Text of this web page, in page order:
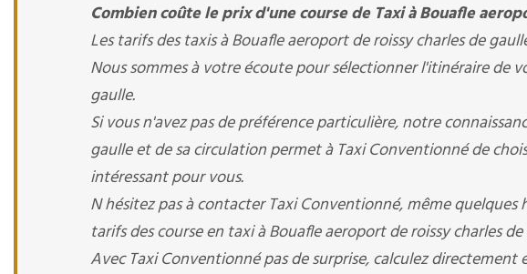
Combien coûte le prix d'une course de Taxi à Bouafle
Les tarifs des taxis à Bouafle aeroport de roissy charles de
Nous sommes à votre écoute pour sélectionner l'itinéraire de
gaulle.
Si vous n'avez pas de préférence particulière, notre
gaulle et de sa circulation permet à Taxi Conventionné de
intéressant pour vous.
N hésitez pas à contacter Taxi Conventionné, même
tarifs des course en taxi à Bouafle aeroport de roissy charles
Avec Taxi Conventionné pas de surprise, calculez